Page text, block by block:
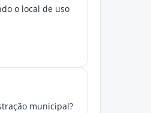
o local de uso
municipal?